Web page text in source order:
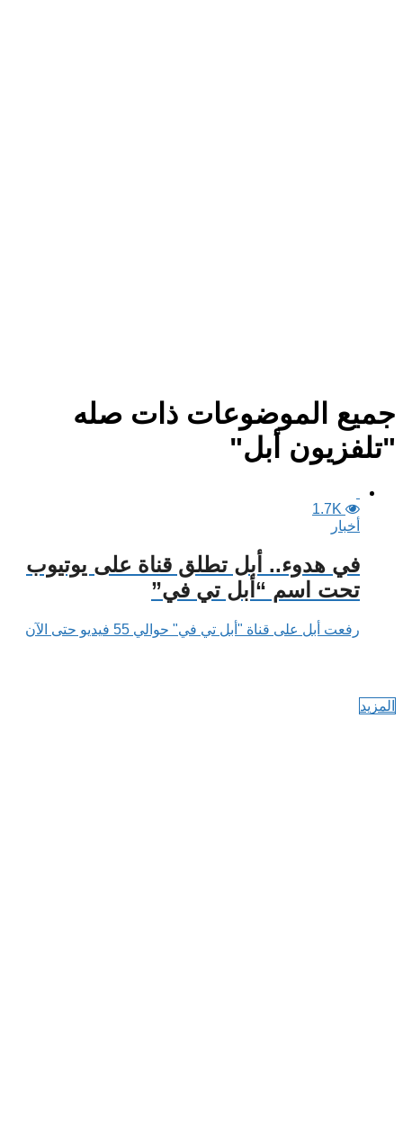
جميع الموضوعات ذات صله
"تلفزيون أبل"
1.7K
أخبار
في هدوء.. أبل تطلق قناة على يوتيوب
تحت اسم “أبل تي في”
رفعت أبل على قناة "أبل تي في" حوالي 55 فيديو حتى الآن
المزيد